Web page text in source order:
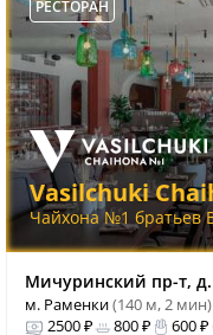
РЕСТОРАН
Vasilchuki
Чайхона №1 братьев
Мичуринский пр-т,
м. Раменки(140 м, 2 мин)
2500 ₽
800 ₽ 600 ₽